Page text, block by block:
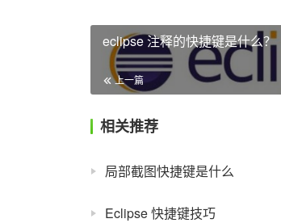
eclipse 注释的快捷键是什么？
上一篇
相关推荐
局部截图快捷键是什么
Eclipse 快捷键技巧